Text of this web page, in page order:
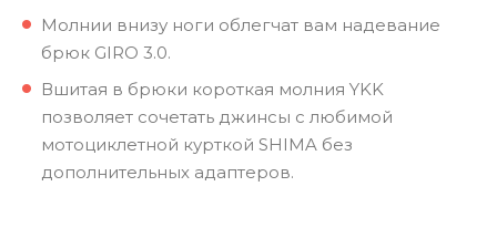
Молнии внизу ноги облегчат вам надевание
брюк GIRO 3.0.
Вшитая в брюки короткая молния YKK
позволяет сочетать джинсы с любимой
мотоциклетной курткой SHIMA без
дополнительных адаптеров.